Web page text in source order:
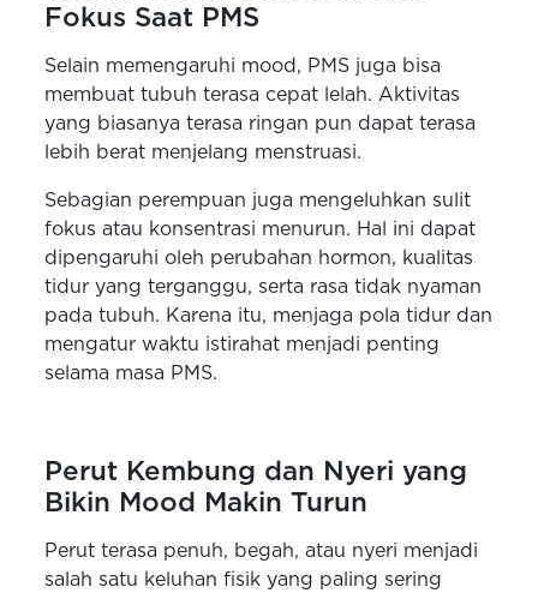
Fokus Saat PMS
Selain memengaruhi mood, PMS juga bisa
membuat tubuh terasa cepat lelah. Aktivitas
yang biasanya terasa ringan pun dapat terasa
lebih berat menjelang menstruasi.
Sebagian perempuan juga mengeluhkan sulit
fokus atau konsentrasi menurun. Hal ini dapat
dipengaruhi oleh perubahan hormon, kualitas
tidur yang terganggu, serta rasa tidak nyaman
pada tubuh. Karena itu, menjaga pola tidur dan
mengatur waktu istirahat menjadi penting
selama masa PMS.
Perut Kembung dan Nyeri yang
Bikin Mood Makin Turun
Perut terasa penuh, begah, atau nyeri menjadi
salah satu keluhan fisik yang paling sering